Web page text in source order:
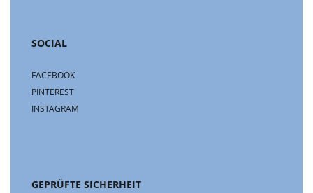
SOCIAL
FACEBOOK
PINTEREST
INSTAGRAM
GEPRÜFTE SICHERHEIT